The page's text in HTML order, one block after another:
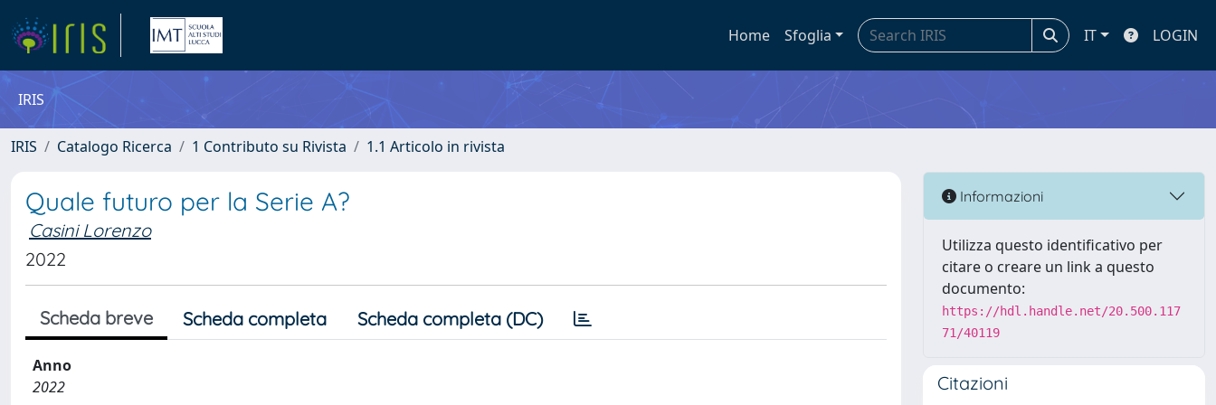
Home Sfoglia IT LOGIN
IRIS
IRIS Catalogo Ricerca 1 Contributo su Rivista 1.1 Articolo in rivista
Quale futuro per la Serie A?
Casini Lorenzo
2022
Scheda breve Scheda completa Scheda completa (DC)
Anno
2022
Informazioni
Utilizza questo identificativo per
citare o creare un link a questo
documento:
https://hdl.handle.net/20.500.117
71/40119
Citazioni